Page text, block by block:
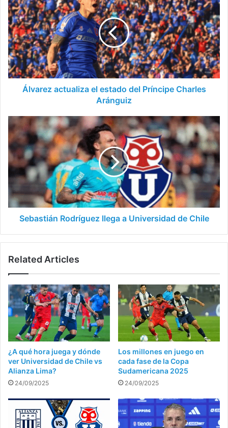
actualiza
el
estado
del
Príncipe
Charles
Aránguiz
Álvarez actualiza el estado del Príncipe Charles
Aránguiz
Sebastián
Rodríguez
llega
a
Universidad
Chile
Sebastián Rodríguez llega a Universidad de Chile
Related Articles
¿A qué hora juega y dónde
ver Universidad de Chile vs
Alianza Lima?
24/09/2025
Los millones en juego en
cada fase de la Copa
Sudamericana 2025
24/09/2025